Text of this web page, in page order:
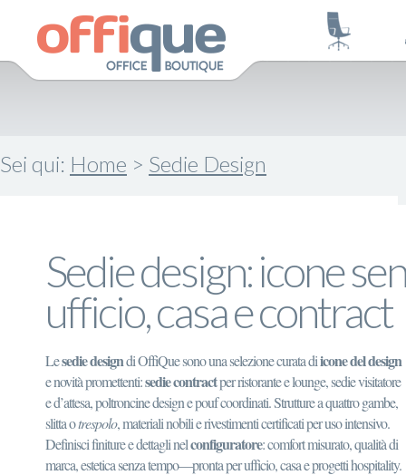
Sei qui: Home > Sedie Design
Sedie design: icone
ufficio, casa e contract
Lesedie designdi OffiQue sono una selezione curata diicone del design
e novità promettenti:sedie contractper ristorante e lounge, sedie visitatore
e d’attesa, poltroncine design e pouf coordinati. Strutture a quattro gambe,
slitta otrespolo, materiali nobili e rivestimenti certificati per uso intensivo.
Definisci finiture e dettagli nelconfiguratore: comfort misurato, qualità di
marca, estetica senza tempo—pronta per ufficio, casa e progetti hospitality.